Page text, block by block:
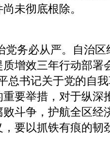
未彻底根除。
党务必从严。自治
增效三年行动部署
总书记关于党的自
要举措，对于纵深
斗争，护航全区经
要以抓铁有痕的韧